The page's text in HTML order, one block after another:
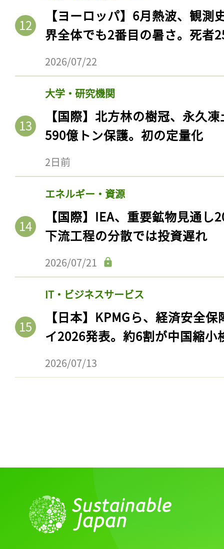
【ヨーロッパ】6月熱波、観
界全体でも2番目の暑さ。死者
2026/07/22
大学・研究機関
【国際】北方林の樹冠、永久
590億トン保護。初の定量化
2日前
エネルギー・資源
【国際】IEA、重要鉱物見通
下流工程の分散では投資遅れ
2026/07/21
IT・ビジネスサービス
【日本】KPMGら、経済安全
イ2026発表。約6割が中国縮小
2026/07/13